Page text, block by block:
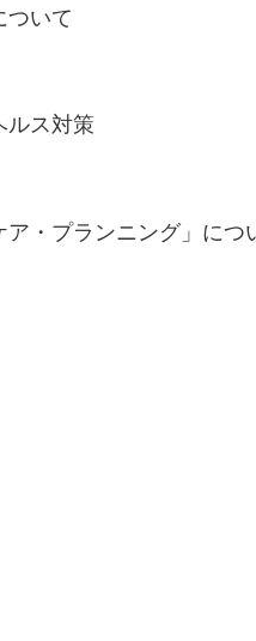
いて
ス対策
・プランニング」につ